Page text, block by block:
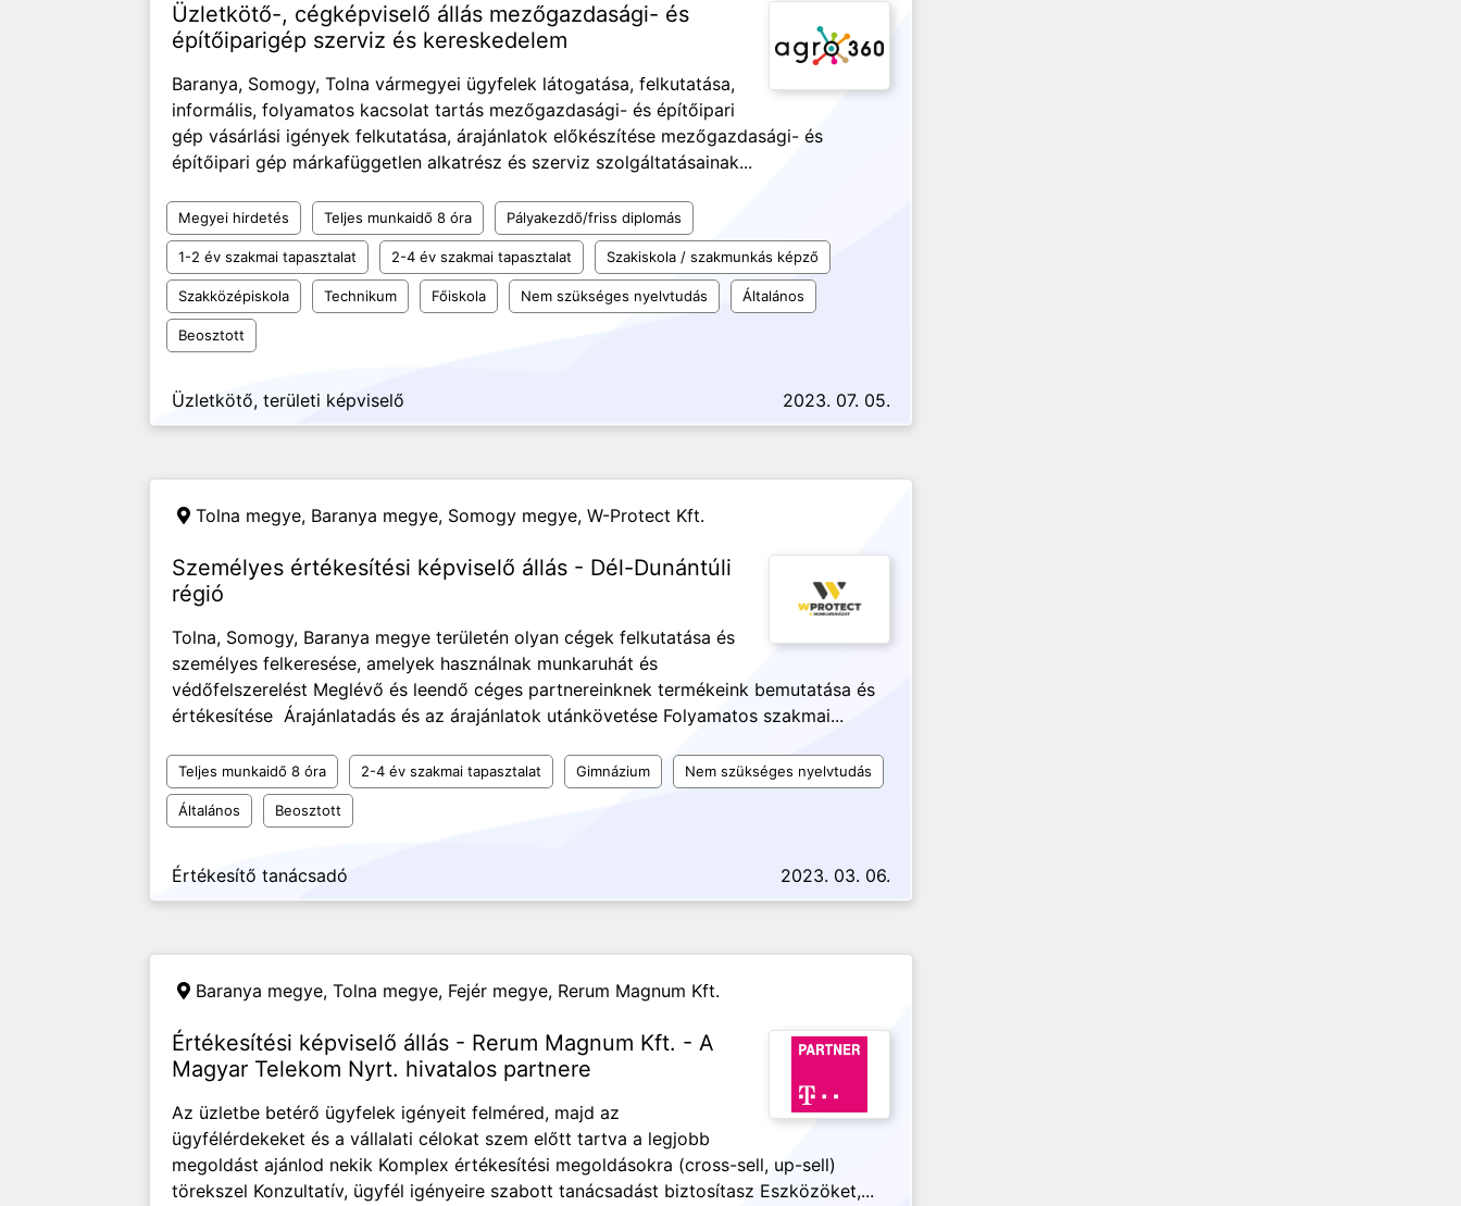
Üzletkötő-, cégképviselő állás mezőgazdasági- és
építőiparigép szerviz és kereskedelem
Baranya, Somogy, Tolna vármegyei ügyfelek látogatása, felkutatása,
informális, folyamatos kacsolat tartás mezőgazdasági- és építőipari
gép vásárlási igények felkutatása, árajánlatok előkészítése mezőgazdasági- és
építőipari gép márkafüggetlen alkatrész és szerviz szolgáltatásainak...
Megyei hirdetés Teljes munkaidő 8 óra Pályakezdő/friss diplomás
1-2 év szakmai tapasztalat 2-4 év szakmai tapasztalat Szakiskola / szakmunkás képző
Szakközépiskola Technikum Főiskola Nem szükséges nyelvtudás Általános
Beosztott
Üzletkötő, területi képviselő 2023. 07. 05.
Tolna megye, Baranya megye, Somogy megye, W-Protect Kft.
Személyes értékesítési képviselő állás - Dél-Dunántúli
régió
Tolna, Somogy, Baranya megye területén olyan cégek felkutatása és
személyes felkeresése, amelyek használnak munkaruhát és
védőfelszerelést Meglévő és leendő céges partnereinknek termékeink bemutatása és
értékesítése Árajánlatadás és az árajánlatok utánkövetése Folyamatos szakmai...
Teljes munkaidő 8 óra 2-4 év szakmai tapasztalat Gimnázium Nem szükséges nyelvtudás
Általános Beosztott
Értékesítő tanácsadó 2023. 03. 06.
Baranya megye, Tolna megye, Fejér megye, Rerum Magnum Kft.
Értékesítési képviselő állás - Rerum Magnum Kft. - A
Magyar Telekom Nyrt. hivatalos partnere
Az üzletbe betérő ügyfelek igényeit felméred, majd az
ügyfélérdekeket és a vállalati célokat szem előtt tartva a legjobb
megoldást ajánlod nekik Komplex értékesítési megoldásokra (cross-sell, up-sell)
törekszel Konzultatív, ügyfél igényeire szabott tanácsadást biztosítasz Eszközöket,...